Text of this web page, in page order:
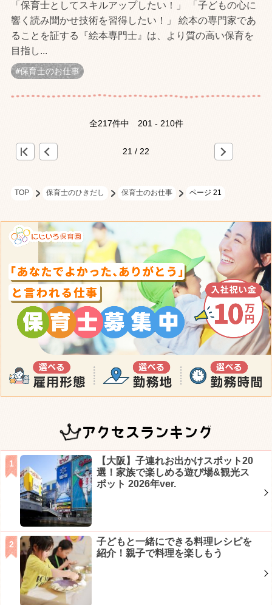
「保育士としてスキルアップしたい！」 「子どもの心に
響く読み聞かせ技術を習得したい！」 絵本の専門家であ
ることを証する『絵本専門士』は、より質の高い保育を
目指し...
保育士のお仕事
全217件中 201 - 210件
21 / 22
«
TOP 保育士のひきだし 保育士のお仕事 ページ 21
アクセスランキング
【大阪】子連れお出かけスポット20
選！家族で楽しめる遊び場&観光ス
ポット 2026年ver.
子どもと一緒にできる料理レシピを
紹介！親子で料理を楽しもう